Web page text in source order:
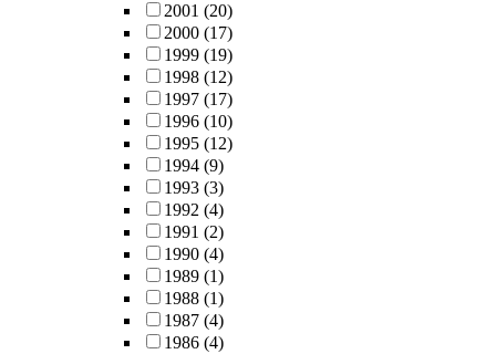
2001 (20)
2000 (17)
1999 (19)
1998 (12)
1997 (17)
1996 (10)
1995 (12)
1994 (9)
1993 (3)
1992 (4)
1991 (2)
1990 (4)
1989 (1)
1988 (1)
1987 (4)
1986 (4)